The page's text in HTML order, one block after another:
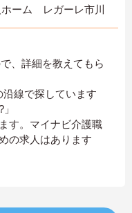
ーム レガーレ市川
、詳細を教えてもら
沿線で探しています
す。マイナビ介護職
の求人はあります